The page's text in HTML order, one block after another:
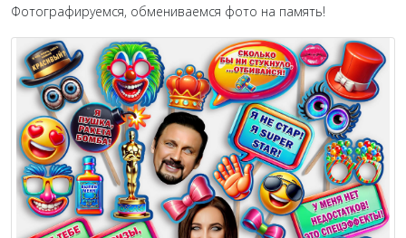
Фотографируемся, обмениваемся фото на память!